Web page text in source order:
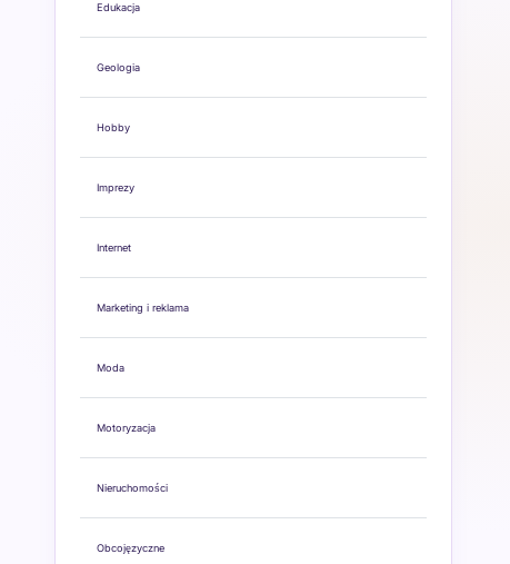
Edukacja
Geologia
Hobby
Imprezy
Internet
Marketing i reklama
Moda
Motoryzacja
Nieruchomości
Obcojęzyczne